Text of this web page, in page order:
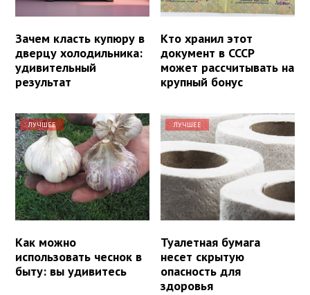
Зачем класть купюру в
дверцу холодильника:
удивительный
результат
Кто хранил этот
документ в СССР
может рассчитывать на
крупный бонус
ЛУЧШЕЕ
Как можно
использовать чеснок в
быту: вы удивитесь
ЛУЧШЕЕ
Туалетная бумага
несет скрытую
опасность для
здоровья